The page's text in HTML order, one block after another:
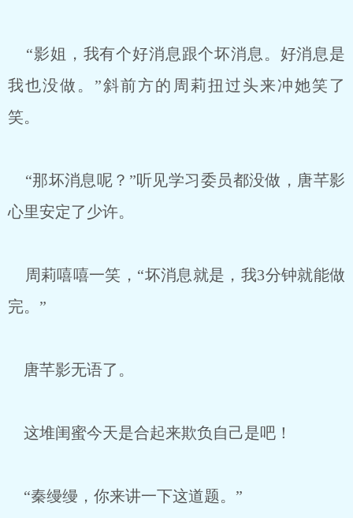
“影姐，我有个好消息跟个坏消息。好消息是
我也没做。”斜前方的周莉扭过头来冲她笑了
笑。
“那坏消息呢？”听见学习委员都没做，唐芊影
心里安定了少许。
周莉嘻嘻一笑，“坏消息就是，我3分钟就能做
完。”
唐芊影无语了。
这堆闺蜜今天是合起来欺负自己是吧！
“秦缦缦，你来讲一下这道题。”